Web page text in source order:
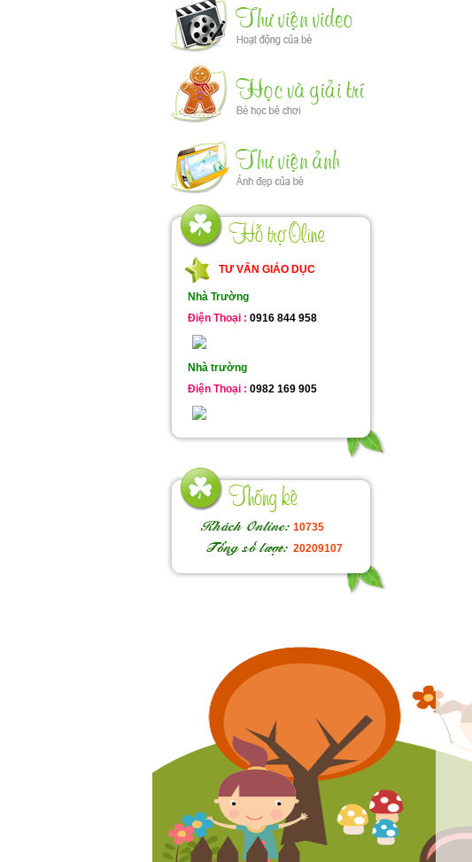
TƯ VẤN GIÁO DỤC
Nhà Trường
Điện Thoại : 0916 844 958
Nhà trường
Điện Thoại : 0982 169 905
10735
20209107